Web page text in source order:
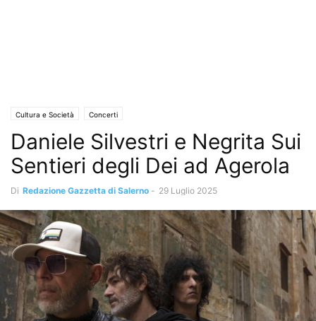
Cultura e Società Concerti
Daniele Silvestri e Negrita Sui
Sentieri degli Dei ad Agerola
Di Redazione Gazzetta di Salerno - 29 Luglio 2025